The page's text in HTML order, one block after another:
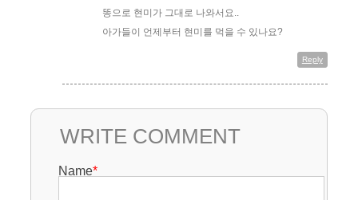
똥으로 현미가 그대로 나와서요..
아가들이 언제부터 현미를 먹을 수 있나요?
Reply
WRITE COMMENT
Name*